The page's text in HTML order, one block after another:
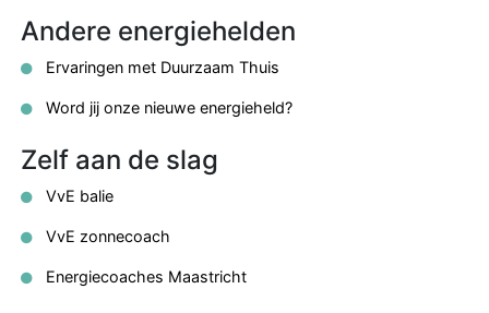
Andere energiehelden
Ervaringen met Duurzaam Thuis
Word jij onze nieuwe energieheld?
Zelf aan de slag
VvE balie
VvE zonnecoach
Energiecoaches Maastricht